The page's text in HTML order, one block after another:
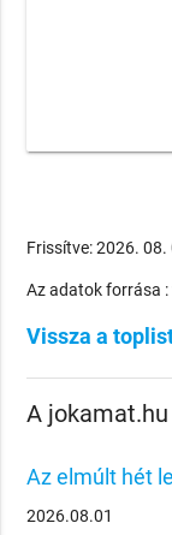
Frissítve: 2026. 08.
Az adatok forrása
Vissza a
A
Az elmúlt hét
2026.08.01